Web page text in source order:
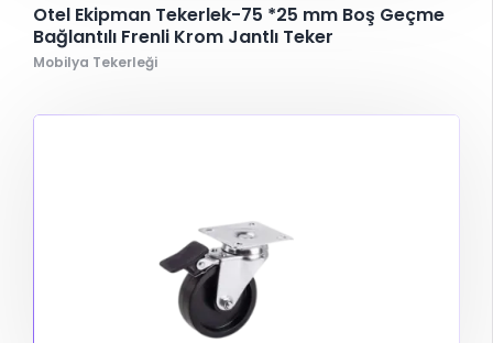
Otel Ekipman Tekerlek-75 *25 mm Boş Geçme
Bağlantılı Frenli Krom Jantlı Teker
Mobilya Tekerleği